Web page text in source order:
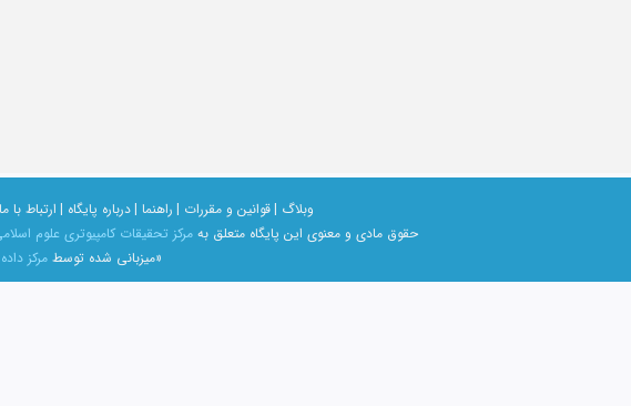
وبلاگ |قوانین و مقررات | راهنما |درباره پایگاه | ارتباط با
حقوق مادی و معنوی اين پايگاه متعلق به مرکز تحقیقات کامپیوتری علوم
«میزبانی شده توسطمرکز